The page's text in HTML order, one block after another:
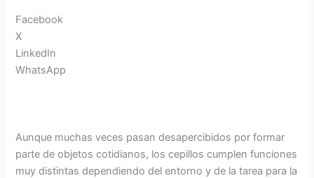
Facebook
X
LinkedIn
WhatsApp
Aunque muchas veces pasan desapercibidos por formar
parte de objetos cotidianos, los cepillos cumplen funciones
muy distintas dependiendo del entorno y de la tarea para la